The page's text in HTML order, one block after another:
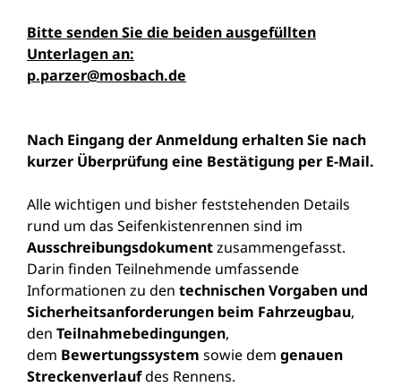
Bitte senden Sie die beiden ausgefüllten
Unterlagen an:
p.parzer@mosbach.de
Nach Eingang der Anmeldung erhalten Sie nach
kurzer Überprüfung eine Bestätigung per E-Mail.
Alle wichtigen und bisher feststehenden Details
rund um das Seifenkistenrennen sind im
Ausschreibungsdokumentzusammengefasst.
Darin finden Teilnehmende umfassende
Informationen zu den technischen Vorgaben und
Sicherheitsanforderungen beim Fahrzeugbau,
den Teilnahmebedingungen,
dem Bewertungssystem sowie dem genauen
Streckenverlaufdes Rennens.